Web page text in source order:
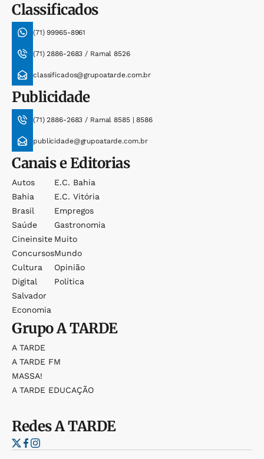
Classificados
(71) 99965-8961
(71) 2886-2683 / Ramal 8526
classificados@grupoatarde.com.br
Publicidade
(71) 2886-2683 / Ramal 8585 | 8586
publicidade@grupoatarde.com.br
Canais e Editorias
Autos
Bahia
Brasil
Saúde
Cineinsite
Concursos
Cultura
Digital
Salvador
Economia
E.c. Bahia
E.c. Vitória
Empregos
Gastronomia
Muito
Mundo
Opinião
Política
GrupoA TARDE
A TARDE
A TARDE FM
MASSA!
A TARDE EDUCAÇÃO
RedesA TARDE